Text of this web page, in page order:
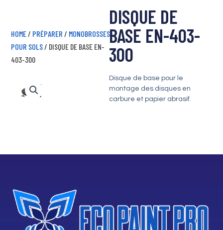
DISQUE DE
BASE EN-403-
300
Disque de base pour le
montage des disques en
carbure et papier abrasif.
HOME / PRÉPARER / MONOBROSSES
POUR SOLS / DISQUE DE BASE EN-
403-300